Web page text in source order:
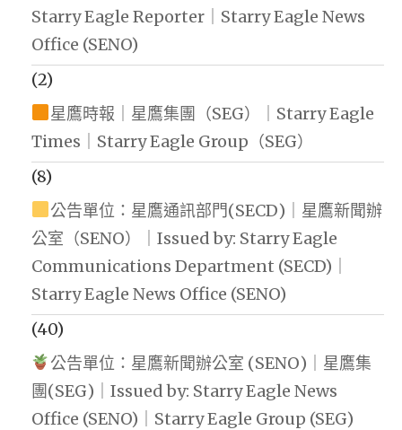
Starry Eagle Reporter｜Starry Eagle News
Office (SENO)
(2)
星鷹時報｜星鷹集團（SEG）｜Starry Eagle
Times｜Starry Eagle Group（SEG）
(8)
公告單位：星鷹通訊部門(SECD)｜星鷹新聞辦
公室（SENO）｜Issued by: Starry Eagle
Communications Department (SECD)｜
Starry Eagle News Office (SENO)
(40)
公告單位：星鷹新聞辦公室 (SENO)｜星鷹集
團(SEG)｜Issued by: Starry Eagle News
Office (SENO)｜Starry Eagle Group (SEG)